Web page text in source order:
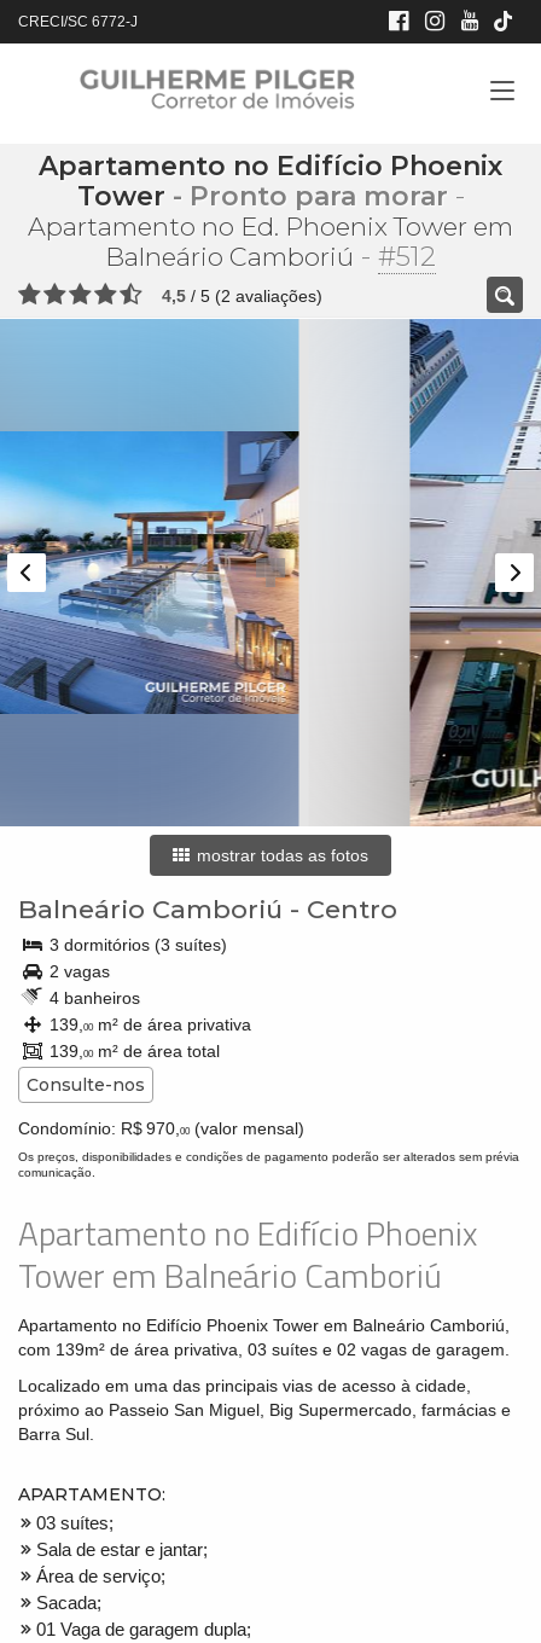
CRECI/SC 6772-J
Apartamento no Edifício Phoenix
Tower - Pronto para morar -
Apartamento no Ed. Phoenix Tower em
Balneário Camboriú - #512
4,5 / 5 (2 avaliações)
mostrar todas as fotos
Balneário Camboriú - Centro
3 dormitórios (3 suítes)
2 vagas
4 banheiros
139, 00m² de área privativa
139, 00m² de área total
Consulte-nos
Condomínio: R$ 970, 00 (valor mensal)
Os preços, disponibilidades e condições de pagamento poderão ser alterados sem prévia
comunicação.
Apartamento no Edifício Phoenix
Tower em Balneário Camboriú
Apartamento no Edifício Phoenix Tower em Balneário Camboriú,
com 139m² de área privativa, 03 suítes e 02 vagas de garagem.
Localizado em uma das principais vias de acesso à cidade,
próximo ao Passeio San Miguel, Big Supermercado, farmácias e
Barra Sul.
APARTAMENTO:
03 suítes;
Sala de estar e jantar;
Área de serviço;
Sacada;
01 Vaga de garagem dupla;